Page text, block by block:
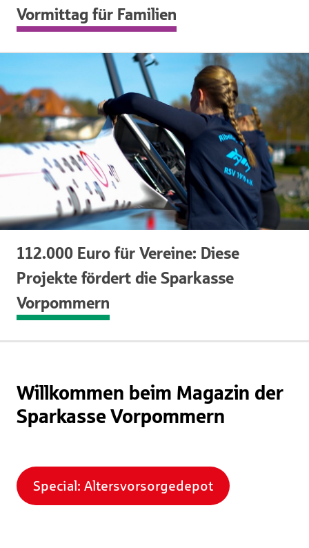
Vormittag für Familien
112.000 Euro für Vereine: Diese
Projekte fördert die Sparkasse
Vorpommern
Willkommen beim Magazin der
Sparkasse Vorpommern
Special: Altersvorsorgedepot